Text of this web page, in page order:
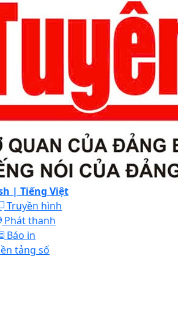
| Tiếng Việt
Truyền hình
Phát thanh
Báo in
tảng số